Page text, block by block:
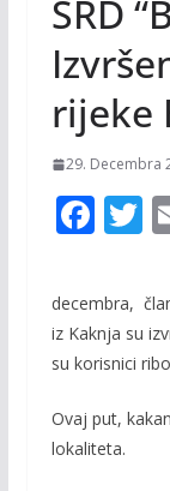
SRD
rijeke
29. Decembra
F
e
b
o
o
k
T
decembra,
iz Kaknja su
su korisnici
Ovaj put,
lokaliteta.